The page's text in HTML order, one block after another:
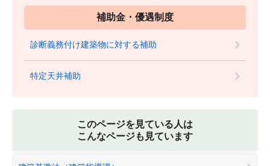
補助金・優遇制度
診断義務付け建築物に対する補助
特定天井補助
このページを見ている人は
こんなページも見ています